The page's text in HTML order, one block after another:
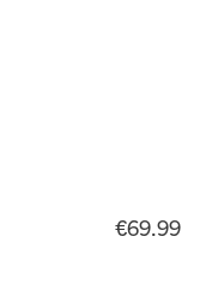
€69.99